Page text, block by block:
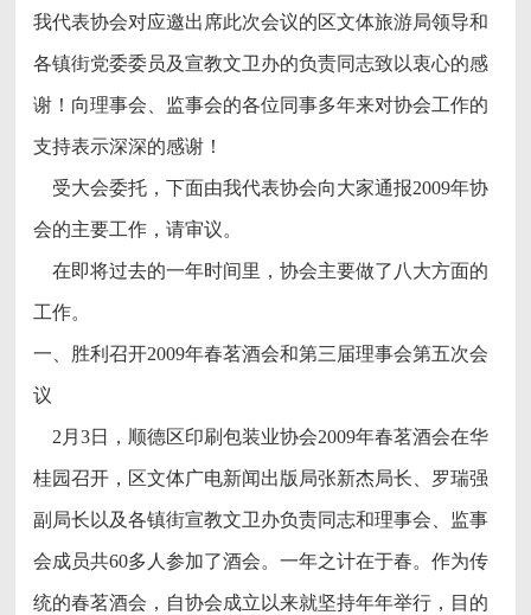
我代表协会对应邀出席此次会议的区文体旅游局领导和
各镇街党委委员及宣教文卫办的负责同志致以衷心的感
谢！向理事会、监事会的各位同事多年来对协会工作的
支持表示深深的感谢！
受大会委托，下面由我代表协会向大家通报2009年协
会的主要工作，请审议。
在即将过去的一年时间里，协会主要做了八大方面的
工作。
一、胜利召开2009年春茗酒会和第三届理事会第五次会
议
2月3日，顺德区印刷包装业协会2009年春茗酒会在华
桂园召开，区文体广电新闻出版局张新杰局长、罗瑞强
副局长以及各镇街宣教文卫办负责同志和理事会、监事
会成员共60多人参加了酒会。一年之计在于春。作为传
统的春茗酒会，自协会成立以来就坚持年年举行，目的